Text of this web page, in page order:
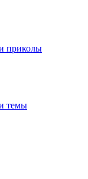
приколы
темы